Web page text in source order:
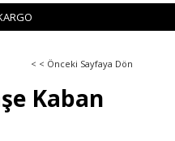
< < Önceki Sayfaya Dön
Kaban